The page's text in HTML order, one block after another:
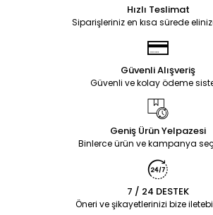
Hızlı Teslimat
Siparişleriniz en kısa sürede
Güvenli Alışveriş
Güvenli ve kolay ödeme
Geniş Ürün Yelpazesi
Binlerce ürün ve kampanya
7 / 24 DESTEK
Öneri ve şikayetlerinizi bize